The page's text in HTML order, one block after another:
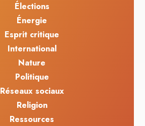
Élections
Énergie
Esprit critique
International
Nature
Politique
Réseaux sociaux
Religion
Ressources